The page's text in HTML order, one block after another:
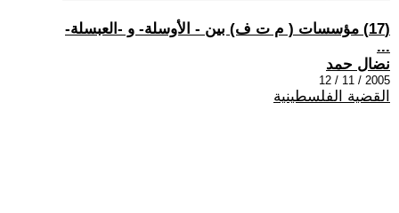
(17) مؤسسات ( م ت ف) بين - الأوسلة- و -العبسلة-
...
نضال حمد
2005 / 11 / 12
القضية الفلسطينية